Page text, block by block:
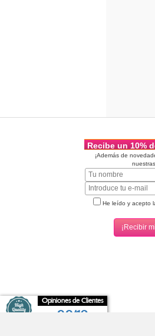
Opiniones de Clientes
9,9/10
Recibe un 10%
¡Además de
He leído y acepto
- Condonia,